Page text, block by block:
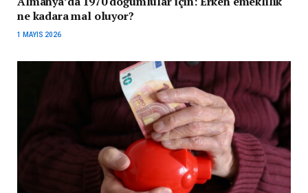
ne kadara mal oluyor?
1 MAYIS 2026